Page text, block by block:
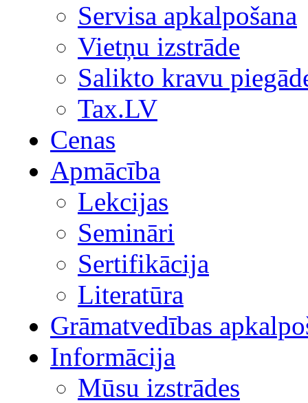
Servisa apkalpošana
Vietņu izstrāde
Salikto kravu
Tax.LV
Cenas
Apmācība
Lekcijas
Semināri
Sertifikācija
Literatūra
Grāmatvedības
Informācija
Mūsu izstrādes